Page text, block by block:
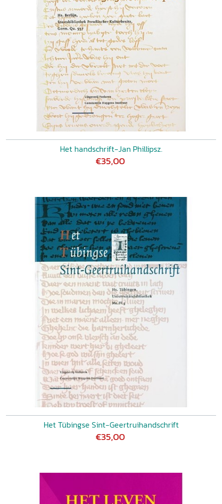
Het handschrift-Jan Phillipsz.
€35,00
Het Tübingse Sint-Geertruihandschrift
€35,00